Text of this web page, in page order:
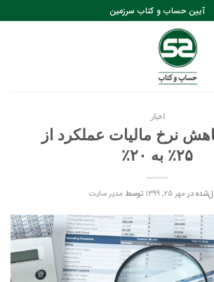
آیین حساب و کتاب سرزمین
اخبار
نرخ مالیات عملکرد از
۲۵٪ به ۲۰٪
در مهر 25, 1399 توسط مدیر سایت